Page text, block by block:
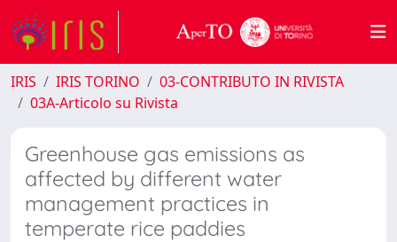
IRIS IRIS TORINO
03-CONTRIBUTO IN RIVISTA
03A-Articolo su Rivista
Greenhouse gas emissions as
affected by different water
management practices in
temperate rice paddies